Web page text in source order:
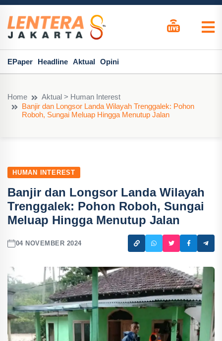
EPaper Headline Aktual Opini
Home
Aktual > Human Interest
Banjir dan Longsor Landa Wilayah Trenggalek: Pohon
Roboh, Sungai Meluap Hingga Menutup Jalan
HUMAN INTEREST
Banjir dan Longsor Landa Wilayah
Trenggalek: Pohon Roboh, Sungai
Meluap Hingga Menutup Jalan
04 NOVEMBER 2024